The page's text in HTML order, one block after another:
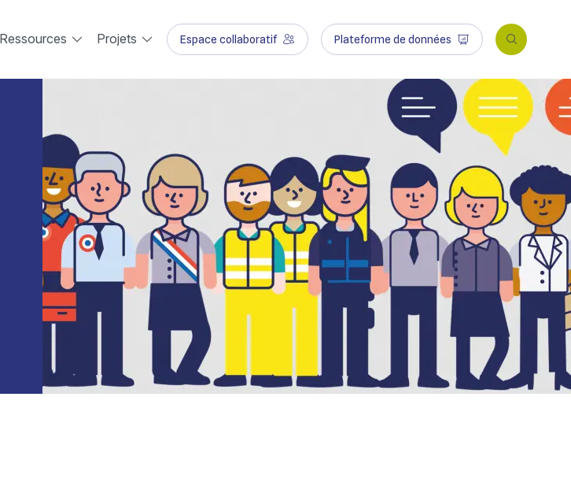
Ressources Projets Espace collaboratif Plateforme de données